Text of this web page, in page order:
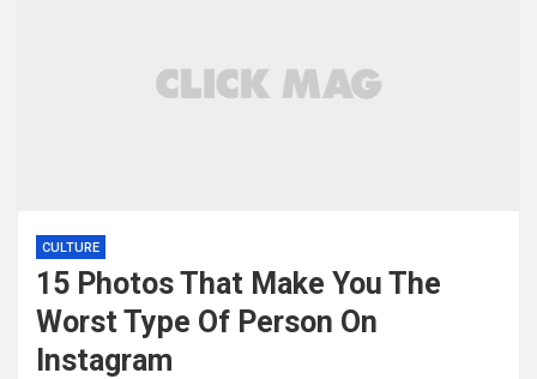
CULTURE
15 Photos That Make You The
Worst Type Of Person On
Instagram